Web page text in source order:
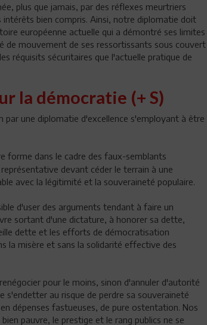
plus que jamais, par des réflexes meurtriers
bien compris. Ainsi, notre diplomatie doit
européenne actuelle qui a démontré ses limites
de mouvement de ses ressortissants sous couvert
réquisits sécuritaires que l'actuelle pratique de
la démocratie (+ S)
par une diplomatie d'excellence s'employant à être
forme dans le cadre des faux-semblants
devant céder le terrain à une
avec la légitimité et la souveraineté populaire.
d'user des arguments tendant à faire un
sortant d'une dictature, à honorer sa dette,
dette et les efforts de démocratisation
la misère et sans la solidarité effective des
pour le moins, sinon d'annuler d'autorité
s'endetter au risque de perdre sa souveraineté
dépenses fastueuses, de pure ostentation. Nos
pauvre, le prestige et le rang publics ne se